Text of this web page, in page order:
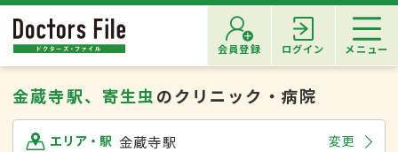
会員登録 ログイン メニュー
金蔵寺駅、寄生虫 のクリニック・病院
エリア・駅 金蔵寺駅 変更